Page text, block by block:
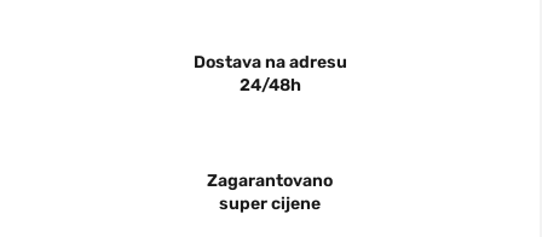
Dostava na adresu
24/48h
Zagarantovano
super cijene